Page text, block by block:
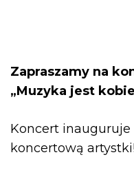
Zapraszamy na
„Muzyka jest
Koncert inauguruje
koncertową artystki!